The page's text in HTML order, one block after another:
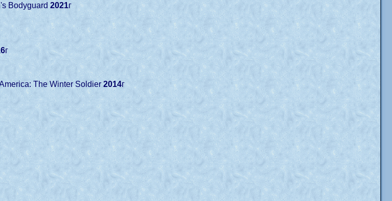
Bodyguard2021г
г
The Winter Soldier2014г